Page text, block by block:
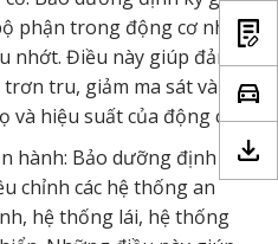
phận trong động cơ như
nhớt. Điều này giúp đảm
tru, giảm ma sát và mài
hiệu suất của động cơ.
hành: Bảo dưỡng định kỳ
chỉnh các hệ thống an
hệ thống lái, hệ thống